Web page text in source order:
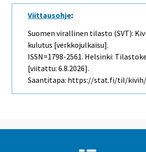
Viittausohje:
Suomen virallinen tilasto (SVT):
kulutus [verkkojulkaisu].
ISSN=1798-2561. Helsinki:
[viitattu: 6.8.2026].
Saantitapa: https://stat.fi/til/